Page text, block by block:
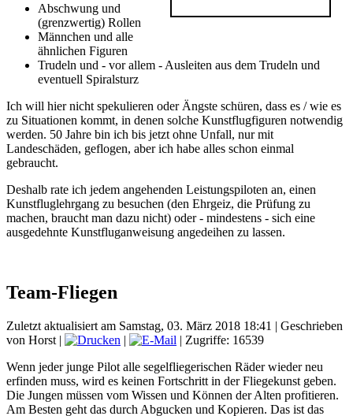
Abschwung und
(grenzwertig) Rollen
Männchen und alle
ähnlichen Figuren
Trudeln und - vor allem - Ausleiten aus dem Trudeln und
eventuell Spiralsturz
Ich will hier nicht spekulieren oder Ängste schüren, dass es / wie es
zu Situationen kommt, in denen solche Kunstflugfiguren notwendig
werden. 50 Jahre bin ich bis jetzt ohne Unfall, nur mit
Landeschäden, geflogen, aber ich habe alles schon einmal
gebraucht.
Deshalb rate ich jedem angehenden Leistungspiloten an, einen
Kunstfluglehrgang zu besuchen (den Ehrgeiz, die Prüfung zu
machen, braucht man dazu nicht) oder - mindestens - sich eine
ausgedehnte Kunstfluganweisung angedeihen zu lassen.
Team-Fliegen
Zuletzt aktualisiert am Samstag, 03. März 2018 18:41 | Geschrieben
von Horst | |
| Zugriffe: 16539
Wenn jeder junge Pilot alle segelfliegerischen Räder wieder neu
erfinden muss, wird es keinen Fortschritt in der Fliegekunst geben.
Die Jungen müssen vom Wissen und Können der Alten profitieren.
Am Besten geht das durch Abgucken und Kopieren. Das ist das